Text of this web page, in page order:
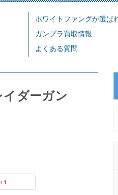
ホワイトファングが選ば
ガンプラ買取情報
よくある質問
イダーガン
+1